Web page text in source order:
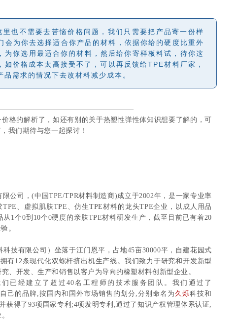
里也不需要去苦恼价格问题，我们只需要把产品寄一份样
会为你去选择适合你产品的材料，依据你给的硬度比重外
为你选用最适合你的材料，然后给你寄样板料试，待你这
如价格成本太高接受不了，可以再反馈给TPE材料厂家，
需求的情况下去改材料减少成本。
格的解析了，如还有别的关于热塑性弹性体知识想要了解的，可
我们期待与您一起探讨！
限公司，(中国TPE/TPR材料制造商)成立于2002年，是一家专业率
、虚拟肌肤TPE、仿生TPE材料的龙头TPE企业，以成人用品
1个0到10个0硬度的亲肤TPE材料研发生产，截至目前已有着20
。
技有限公司）坐落于江门恩平，占地45亩30000平，自建花园式
有12条现代化双螺杆挤出机生产线。我们致力于研究和开发新型
、开发、生产和销售以客户为导向的橡塑材料创新型企业。
已经建立了超过40名工程师的技术服务团队。我们通过了
己的品牌,按国内和国外市场销售的划分,分别命名为 久烁科技和
获得了93项国家专利;4项发明专利,通过了知识产权管理体系认证,